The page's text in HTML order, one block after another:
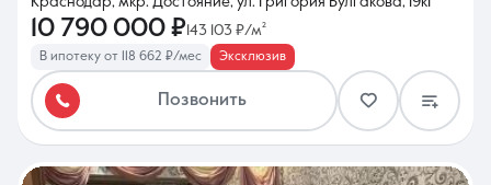
10 790 000 ₽143 103 ₽/м²
В ипотеку от 118 662 ₽/мес Эксклюзив
Позвонить